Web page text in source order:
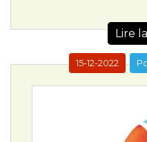
Lire
15-12-2022